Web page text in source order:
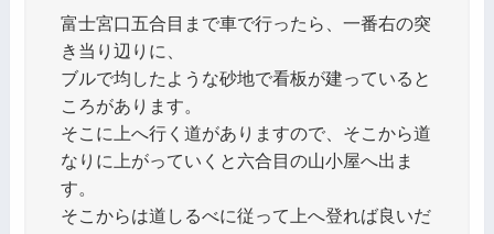
富士宮口五合目まで車で行ったら、一番右の突
き当り辺りに、
ブルで均したような砂地で看板が建っていると
ころがあります。
そこに上へ行く道がありますので、そこから道
なりに上がっていくと六合目の山小屋へ出ま
す。
そこからは道しるべに従って上へ登れば良いだ